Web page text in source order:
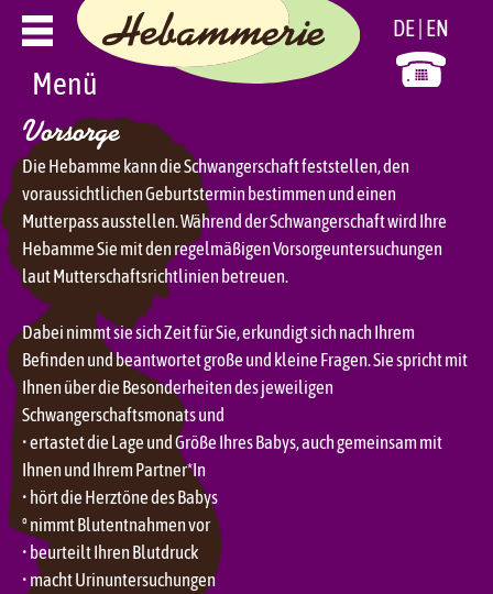
Zum
Inhalt
springen
DE EN
Menü
Vorsorge
Die Hebamme kann die Schwangerschaft feststellen, den
voraussichtlichen Geburtstermin bestimmen und einen
Mutterpass ausstellen. Während der Schwangerschaft wird Ihre
Hebamme Sie mit den regelmäßigen Vorsorgeuntersuchungen
laut Mutterschaftsrichtlinien betreuen.
Dabei nimmt sie sich Zeit für Sie, erkundigt sich nach Ihrem
Befinden und beantwortet große und kleine Fragen. Sie spricht mit
Ihnen über die Besonderheiten des jeweiligen
Schwangerschaftsmonats und
• ertastet die Lage und Größe Ihres Babys, auch gemeinsam mit
Ihnen und Ihrem Partner*In
• hört die Herztöne des Babys
° nimmt Blutentnahmen vor
• beurteilt Ihren Blutdruck
• macht Urinuntersuchungen